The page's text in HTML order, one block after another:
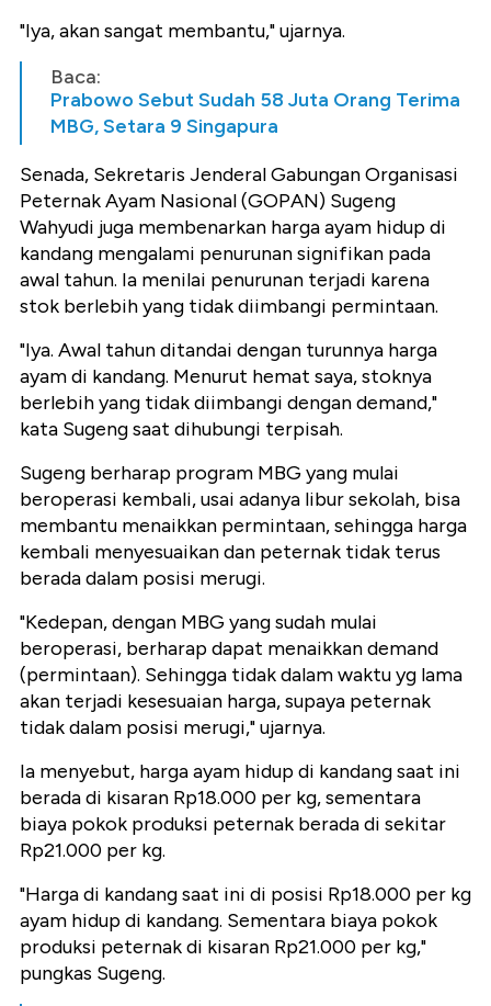
"Iya, akan sangat membantu," ujarnya.
Baca:
Prabowo Sebut Sudah 58 Juta Orang Terima
MBG, Setara 9 Singapura
Senada, Sekretaris Jenderal Gabungan Organisasi
Peternak Ayam Nasional (GOPAN) Sugeng
Wahyudi juga membenarkan harga ayam hidup di
kandang mengalami penurunan signifikan pada
awal tahun. Ia menilai penurunan terjadi karena
stok berlebih yang tidak diimbangi permintaan.
"Iya. Awal tahun ditandai dengan turunnya harga
ayam di kandang. Menurut hemat saya, stoknya
berlebih yang tidak diimbangi dengan demand,"
kata Sugeng saat dihubungi terpisah.
Sugeng berharap program MBG yang mulai
beroperasi kembali, usai adanya libur sekolah, bisa
membantu menaikkan permintaan, sehingga harga
kembali menyesuaikan dan peternak tidak terus
berada dalam posisi merugi.
"Kedepan, dengan MBG yang sudah mulai
beroperasi, berharap dapat menaikkan demand
(permintaan). Sehingga tidak dalam waktu yg lama
akan terjadi kesesuaian harga, supaya peternak
tidak dalam posisi merugi," ujarnya.
Ia menyebut, harga ayam hidup di kandang saat ini
berada di kisaran Rp18.000 per kg, sementara
biaya pokok produksi peternak berada di sekitar
Rp21.000 per kg.
"Harga di kandang saat ini di posisi Rp18.000 per kg
ayam hidup di kandang. Sementara biaya pokok
produksi peternak di kisaran Rp21.000 per kg,"
pungkas Sugeng.